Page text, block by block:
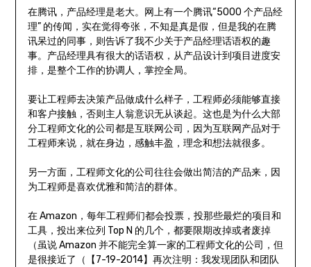
在腾讯，产品经理是老大。网上有一个腾讯“5000 个产品经
理” 的传闻，实在觉得夸张，不知是真是假，但是我的在腾
讯呆过的同事，则告诉了我不少关于产品经理话语权的趣
事。产品经理具有很大的话语权，从产品设计到项目进度安
排，是整个工作的协调人，掌控全局。
要让工程师去决策产品做成什么样子，工程师必须能够直接
和客户接触，否则主人翁意识无从谈起。这也是为什么大部
分工程师文化的公司都是互联网公司，因为互联网产品对于
工程师来说，就在身边，感触丰盈，理念和想法就很多。
另一方面，工程师文化的公司往往会做出简洁的产品来，因
为工程师是喜欢优雅和简洁的群体。
在 Amazon，每年工程师们都会投票，投那些最烂的项目和
工具，投出来位列 Top N 的几个，都要限期改掉或者废掉
（虽说 Amazon 并不能完全算一家的工程师文化的公司，但
是很接近了（【7-19-2014】再次注明：我发现团队和团队